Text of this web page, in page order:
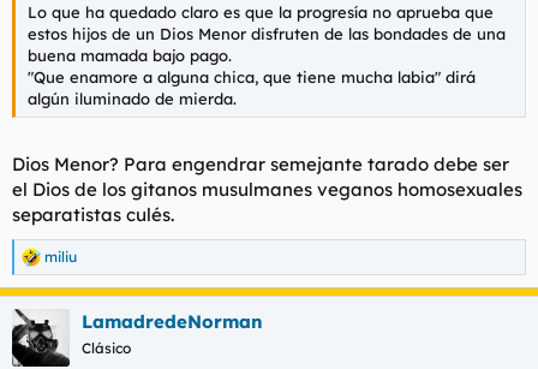
Lo que ha quedado claro es que la progresía no aprueba que
estos hijos de un Dios Menor disfruten de las bondades de una
buena mamada bajo pago.
"Que enamore a alguna chica, que tiene mucha labia" dirá
algún iluminado de mierda.
Dios Menor? Para engendrar semejante tarado debe ser
el Dios de los gitanos musulmanes veganos homosexuales
separatistas culés.
R
e
a
c
c
i
miliu
LamadredeNorman
Clásico